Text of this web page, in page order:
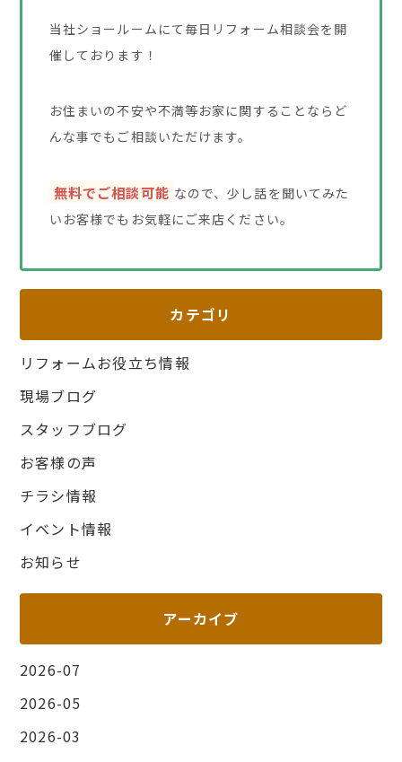
当社ショールームにて毎日リフォーム相談会を開
催しております！
お住まいの不安や不満等お家に関することならど
んな事でもご相談いただけます。
無料でご相談可能 なので、少し話を聞いてみた
いお客様でもお気軽にご来店ください。
カテゴリ
リフォームお役立ち情報
現場ブログ
スタッフブログ
お客様の声
チラシ情報
イベント情報
お知らせ
アーカイブ
2026-07
2026-05
2026-03